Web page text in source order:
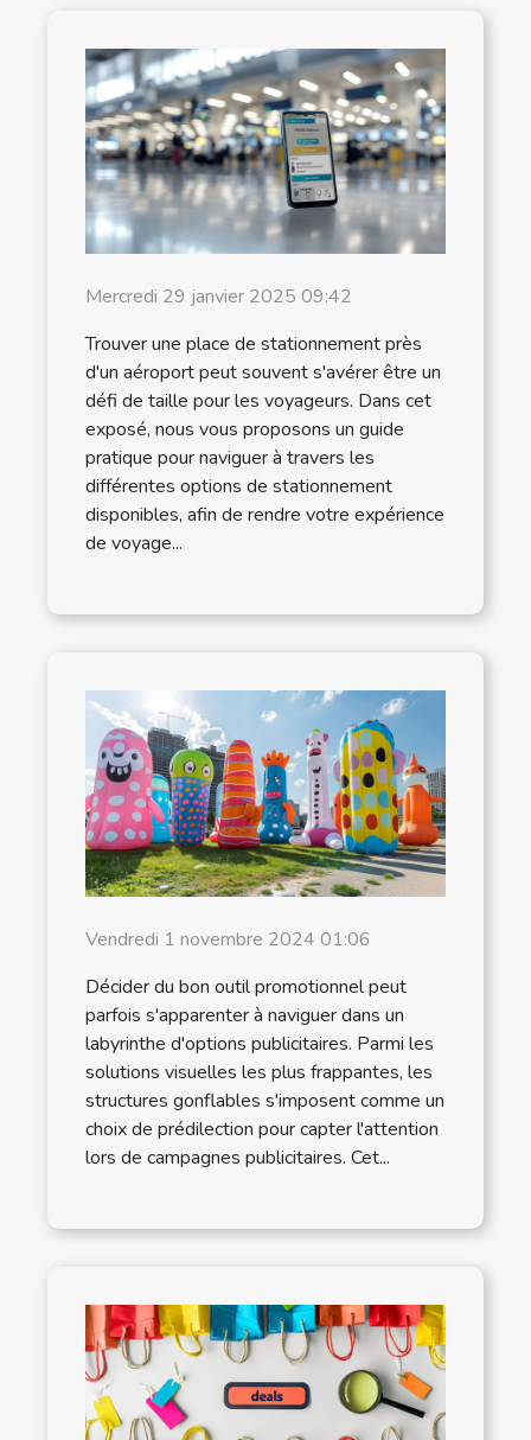
Mercredi 29 janvier 2025 09:42
Trouver une place de stationnement près
d'un aéroport peut souvent s'avérer être un
défi de taille pour les voyageurs. Dans cet
exposé, nous vous proposons un guide
pratique pour naviguer à travers les
différentes options de stationnement
disponibles, afin de rendre votre expérience
de voyage...
Vendredi 1 novembre 2024 01:06
Décider du bon outil promotionnel peut
parfois s'apparenter à naviguer dans un
labyrinthe d'options publicitaires. Parmi les
solutions visuelles les plus frappantes, les
structures gonflables s'imposent comme un
choix de prédilection pour capter l'attention
lors de campagnes publicitaires. Cet...